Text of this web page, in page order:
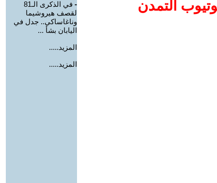
التمدن
-
في الذكرى الـ81
لقصف هيروشيما
وناغاساكي.. جدل في
اليابان بشأ ...
المزيد.....
المزيد.....